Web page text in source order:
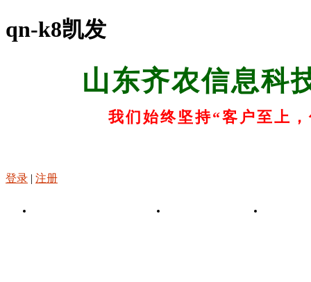
qn-k8凯发
山东齐农信息科
我们始终坚持“客户至上
登录 | 注册